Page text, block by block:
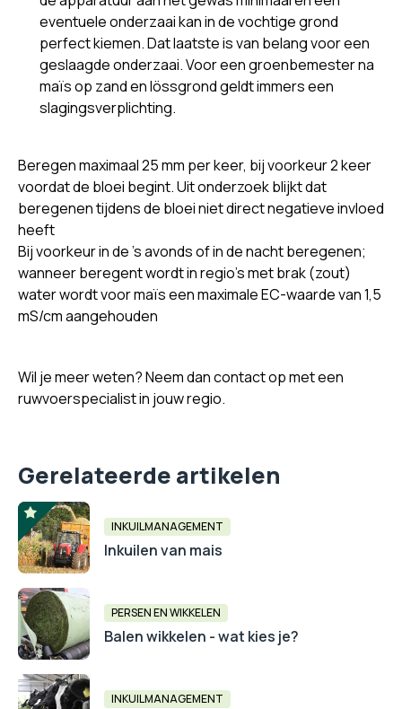
eventuele onderzaai kan in de vochtige grond
perfect kiemen. Dat laatste is van belang voor een
geslaagde onderzaai. Voor een groenbemester na
maïs op zand en lössgrond geldt immers een
slagingsverplichting.
Beregen maximaal 25 mm per keer, bij voorkeur 2 keer
voordat de bloei begint. Uit onderzoek blijkt dat
beregenen tijdens de bloei niet direct negatieve invloed
heeft
Bij voorkeur in de ’s avonds of in de nacht beregenen;
wanneer beregent wordt in regio’s met brak (zout)
water wordt voor maïs een maximale EC-waarde van 1,5
mS/cm aangehouden
Wil je meer weten? Neem dancontact op met een
ruwvoerspecialistin jouw regio.
Gerelateerde artikelen
INKUILMANAGEMENT
Inkuilen van mais
PERSEN EN WIKKELEN
Balen wikkelen - wat kies je?
INKUILMANAGEMENT